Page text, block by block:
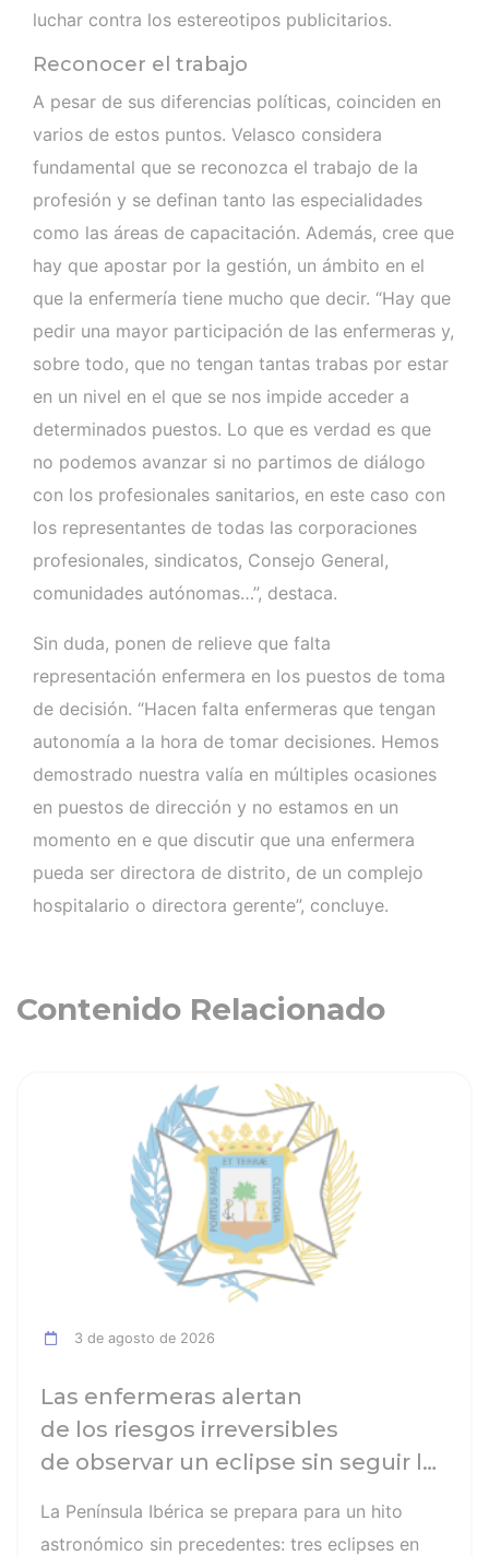
luchar contra los estereotipos publicitarios.
Reconocer el trabajo
A pesar de sus diferencias políticas, coinciden en
varios de estos puntos. Velasco considera
fundamental que se reconozca el trabajo de la
profesión y se definan tanto las especialidades
como las áreas de capacitación. Además, cree que
hay que apostar por la gestión, un ámbito en el
que la enfermería tiene mucho que decir. “Hay que
pedir una mayor participación de las enfermeras y,
sobre todo, que no tengan tantas trabas por estar
en un nivel en el que se nos impide acceder a
determinados puestos. Lo que es verdad es que
no podemos avanzar si no partimos de diálogo
con los profesionales sanitarios, en este caso con
los representantes de todas las corporaciones
profesionales, sindicatos, Consejo General,
comunidades autónomas…”, destaca.
Sin duda, ponen de relieve que falta
representación enfermera en los puestos de toma
de decisión. “Hacen falta enfermeras que tengan
autonomía a la hora de tomar decisiones. Hemos
demostrado nuestra valía en múltiples ocasiones
en puestos de dirección y no estamos en un
momento en e que discutir que una enfermera
pueda ser directora de distrito, de un complejo
hospitalario o directora gerente”, concluye.
Contenido Relacionado
3 de agosto de 2026
Las enfermeras alertan
de los riesgos irreversibles
de observar un eclipse sin seguir las
solar es el mayor de los peligros
La Península Ibérica se prepara para un hito
astronómico sin precedentes: tres eclipses en